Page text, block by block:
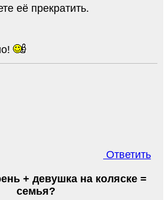
её прекратить.
Ответить
+ девушка на коляске =
семья?